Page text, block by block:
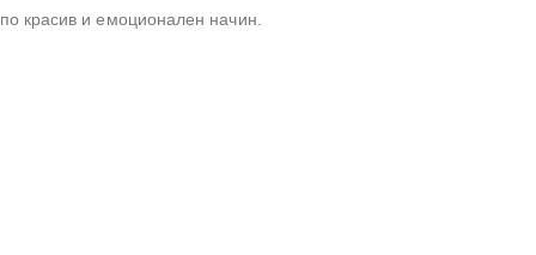
красив и емоционален начин.